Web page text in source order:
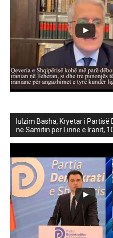
lulzim Basha, Kryetar i
në Samitin për Lirinë e Iranit,